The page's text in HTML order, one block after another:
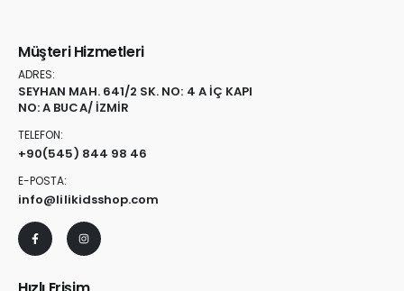
Müşteri Hizmetleri
ADRES:
SEYHAN MAH. 641/2 SK. NO: 4 A İÇ KAPI
NO: A BUCA/ İZMİR
TELEFON:
+90(545) 844 98 46
E-POSTA:
info@lilikidsshop.com